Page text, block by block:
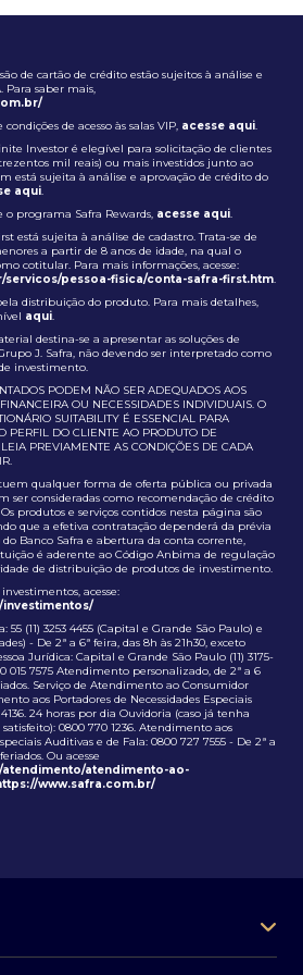
de cartão de crédito estão sujeitos à análise e
Para saber mais,
de acesso às salas VIP, acesse aqui.
Investor é elegível para solicitação de clientes
mil reais) ou mais investidos junto ao
está sujeita à análise e aprovação de crédito do
aqui.
o programa Safra Rewards, acesse aqui.
está sujeita à análise de cadastro. Trata-se de
a partir de 8 anos de idade, na qual o
cotitular. Para mais informações, acesse:
servicos/pessoa-fisica/conta-safra-first.htm.
distribuição do produto. Para mais detalhes,
aqui.
destina-se a apresentar as soluções de
J. Safra, não devendo ser interpretado como
investimento.
PODEM NÃO SER ADEQUADOS AOS
OU NECESSIDADES INDIVIDUAIS. O
SUITABILITY É ESSENCIAL PARA
PERFIL DO CLIENTE AO PRODUTO DE
PREVIAMENTE AS CONDIÇÕES DE CADA
qualquer forma de oferta pública ou privada
ser consideradas como recomendação de crédito
produtos e serviços contidos nesta página são
que a efetiva contratação dependerá da prévia
Banco Safra e abertura da conta corrente,
é aderente ao Código Anbima de regulação
de distribuição de produtos de investimento.
acesse:
(11) 3253 4455 (Capital e Grande São Paulo) e
- De 2ª a 6ª feira, das 8h às 21h30, exceto
Jurídica: Capital e Grande São Paulo (11) 3175-
015 7575 Atendimento personalizado, de 2ª a 6
Serviço de Atendimento ao Consumidor
aos Portadores de Necessidades Especiais
24 horas por dia Ouvidoria (caso já tenha
0800 770 1236. Atendimento aos
Auditivas e de Fala: 0800 727 7555 - De 2ª a
Ou acesse
atendimento-ao-
www.safra.com.br/